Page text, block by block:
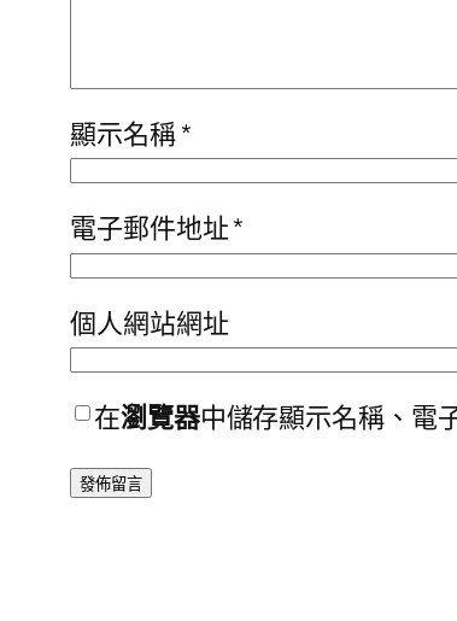
顯示名稱*
電子郵件地址*
個人網站網址
在瀏覽器中儲存顯示名稱、電